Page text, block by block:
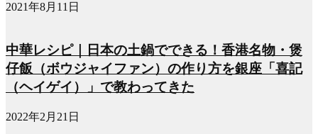
2021年8月11日
中華レシピ｜日本の土鍋でできる！香港名物・煲
仔飯（ボウジャイファン）の作り方を銀座「喜記
（ヘイゲイ）」で教わってきた
2022年2月21日